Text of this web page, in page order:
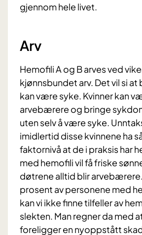
gjennom hele livet.
Arv
Hemofili A og B arves ved
kjønnsbundet arv. Det vil si
kan være syke. Kvinner kan
arvebærere og bringe
uten selv å være syke.
imidlertid disse kvinnene ha
faktornivå at de i praksis har
med hemofili vil få friske
døtrene alltid blir
prosent av personene med
kan vi ikke finne tilfeller av
slekten. Man regner da med
foreligger en nyoppstått